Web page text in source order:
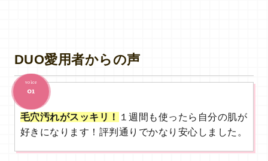
DUO愛用者からの声
voice
01
毛穴汚れがスッキリ！
１週間も使ったら自分の肌が
好きになります！評判通りでかなり安心しました。